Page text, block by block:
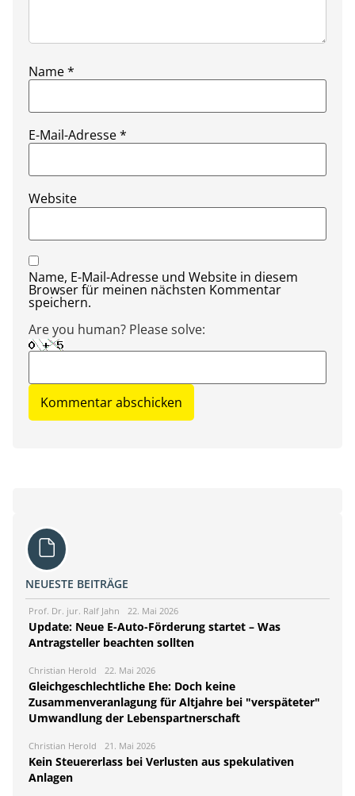
Name*
E-Mail-Adresse*
Website
Name, E-Mail-Adresse und Website in diesem
Browser für meinen nächsten Kommentar
speichern.
Are you human? Please solve:
NEUESTE BEITRÄGE
Prof. Dr. jur. Ralf Jahn 22. Mai 2026
Update: Neue E-Auto-Förderung startet – Was
Antragsteller beachten sollten
Christian Herold 22. Mai 2026
Gleichgeschlechtliche Ehe: Doch keine
Zusammenveranlagung für Altjahre bei "verspäteter"
Umwandlung der Lebenspartnerschaft
Christian Herold 21. Mai 2026
Kein Steuererlass bei Verlusten aus spekulativen
Anlagen